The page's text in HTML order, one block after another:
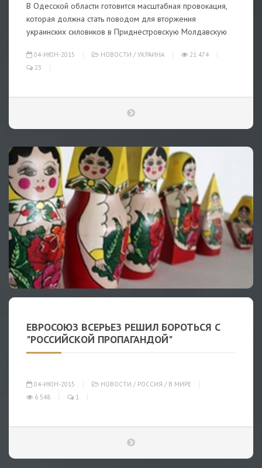
В Одесской области готовится масштабная провокация,
которая должна стать поводом для вторжения
украинских силовиков в Приднестровскую Молдавскую
04-ИЮН-2015 НОВОСТИ / УКРАИНА
21 474
23
ЕВРОСОЮЗ ВСЕРЬЕЗ РЕШИЛ БОРОТЬСЯ С
"РОССИЙСКОЙ ПРОПАГАНДОЙ"
04-ИЮН-2015 НОВОСТИ / РОССИЯ / В МИРЕ
6 548
1